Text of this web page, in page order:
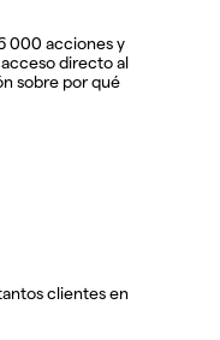
000 acciones y
directo al
sobre por qué
clientes en